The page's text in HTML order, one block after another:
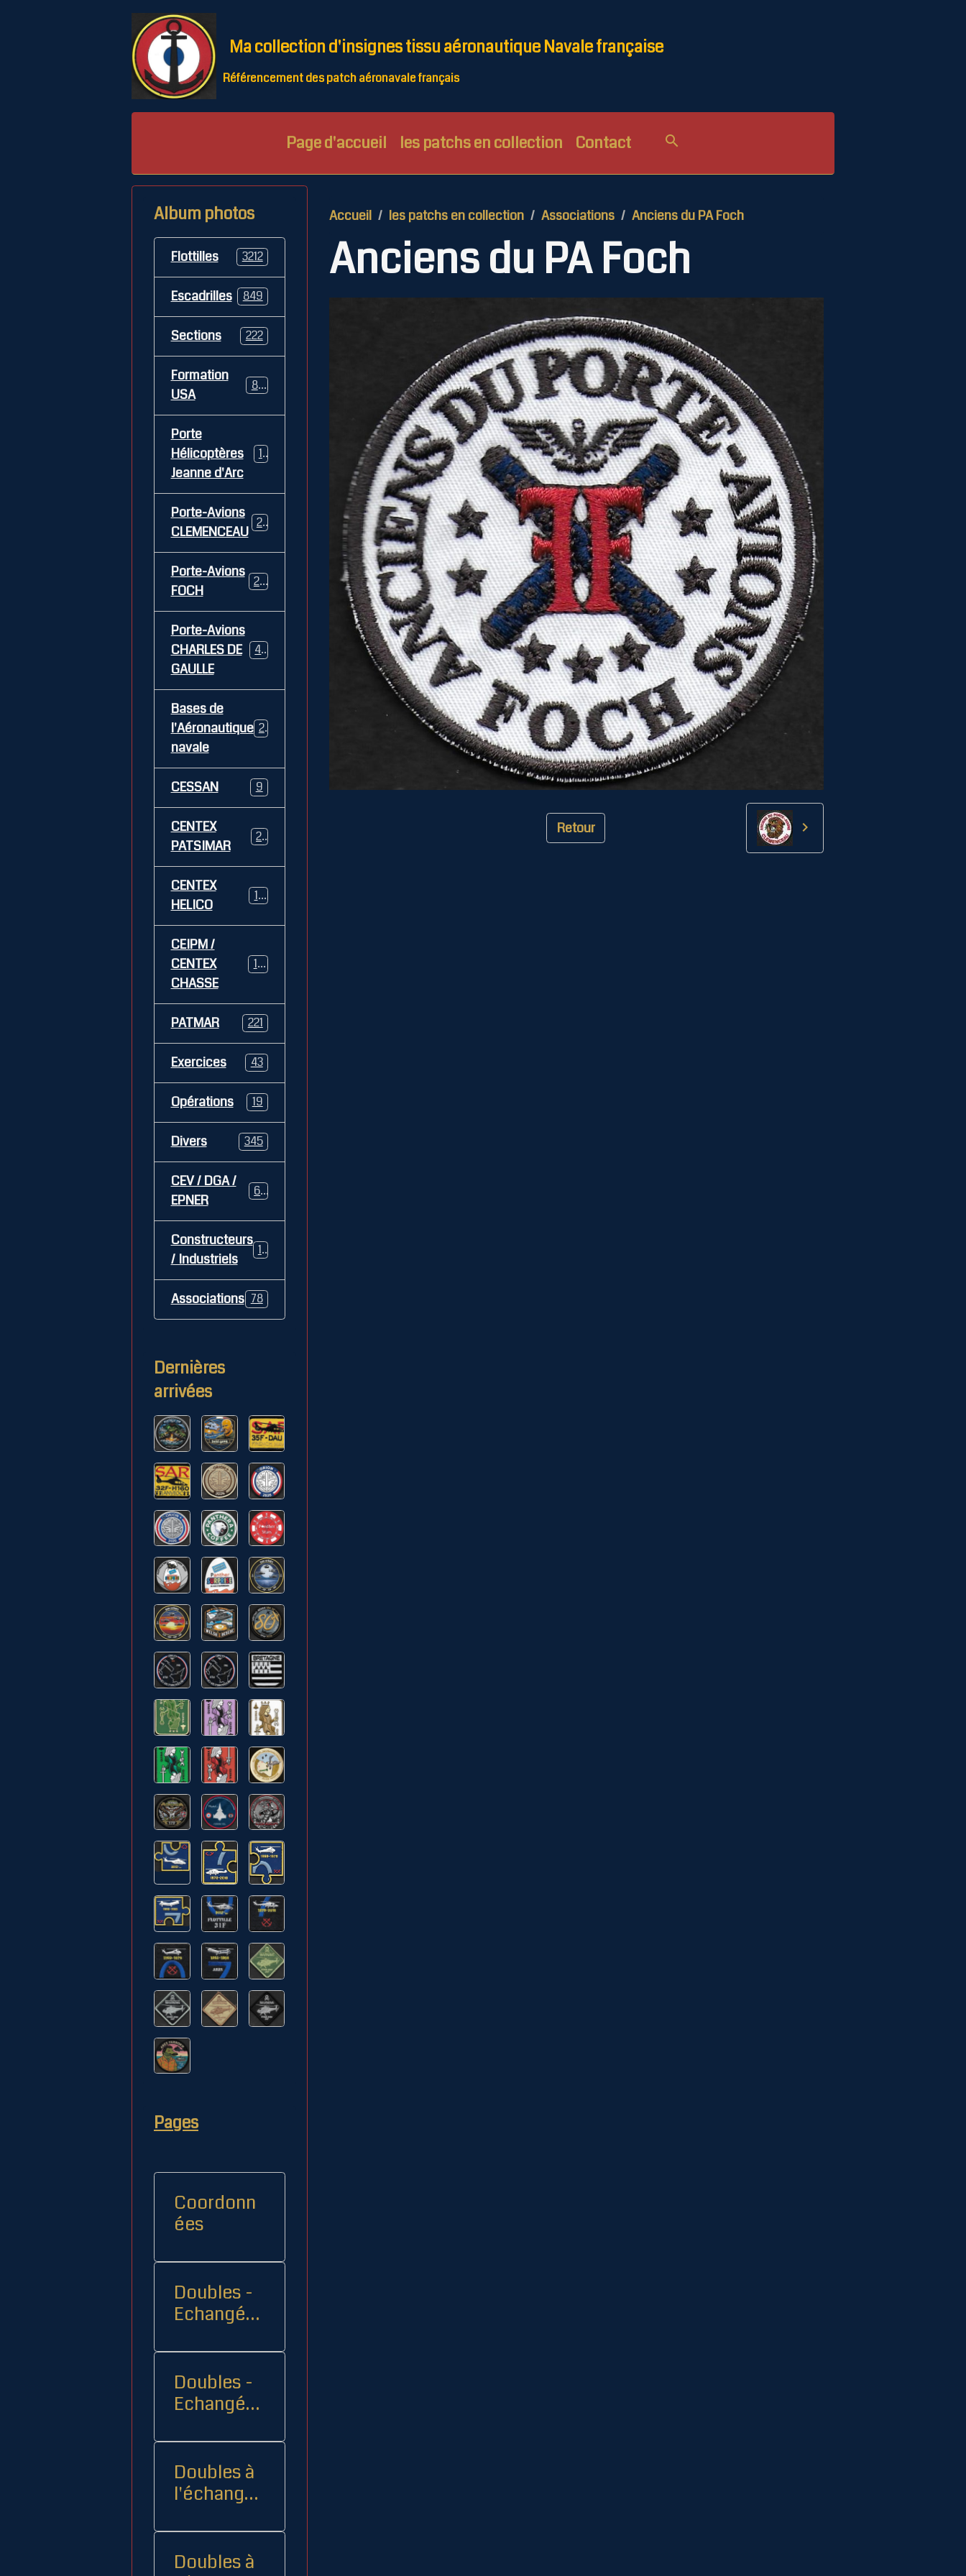
Ma collection d'insignes tissu aéronautique Navale française
Référencement des patch aéronavale français
Page d'accueil les patchs en collection Contact
Accueil les patchs en collection Associations Anciens du PA Foch
Anciens du PA Foch
Retour
Album photos
Flottilles 3212
Escadrilles 849
Sections 222
Formation
USA
84
Porte
Hélicoptères
Jeanne d'Arc
12
Porte-Avions
CLEMENCEAU
26
Porte-Avions
FOCH
29
Porte-Avions
CHARLES DE
GAULLE
469
Bases de
l'Aéronautique
navale
269
CESSAN 9
CENTEX
PATSIMAR
21
CENTEX
HELICO
14
CEIPM /
CENTEX
CHASSE
108
PATMAR 221
Exercices 43
Opérations 19
Divers 345
CEV / DGA /
EPNER
62
Constructeurs
/ Industriels
127
Associations 78
Dernières
arrivées
Pages
Coordonn
ées
Doubles -
Echangés 1
Doubles -
Echangés
Doubles à
l'échange
Doubles à